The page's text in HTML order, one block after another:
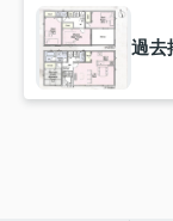
過去